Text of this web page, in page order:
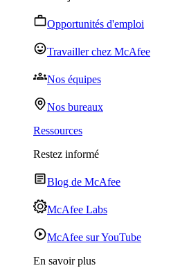
Opportunités d'emploi
Travailler chez McAfee
Nos équipes
Nos bureaux
Ressources
Restez informé
Blog de McAfee
McAfee Labs
McAfee sur YouTube
En savoir plus